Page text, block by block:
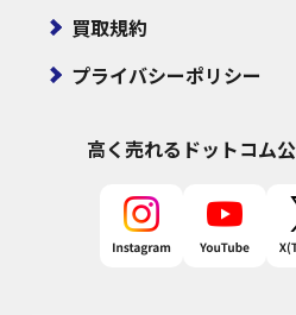
買取規約
プライバシーポリシー
高く売れるドットコム